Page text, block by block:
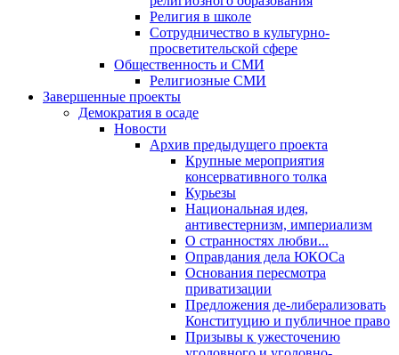
Религия в школе
Сотрудничество в культурно-
просветительской сфере
Общественность и СМИ
Религиозные СМИ
Завершенные проекты
Демократия в осаде
Новости
Архив предыдущего проекта
Крупные мероприятия
консервативного толка
Курьезы
Национальная идея,
антивестернизм, империализм
О странностях любви...
Оправдания дела ЮКОСа
Основания пересмотра
приватизации
Предложения де-либерализовать
Конституцию и публичное право
Призывы к ужесточению